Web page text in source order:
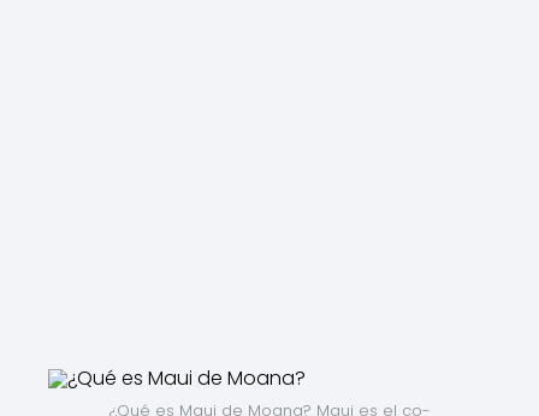
¿Qué es Maui de Moana? Maui es el co-